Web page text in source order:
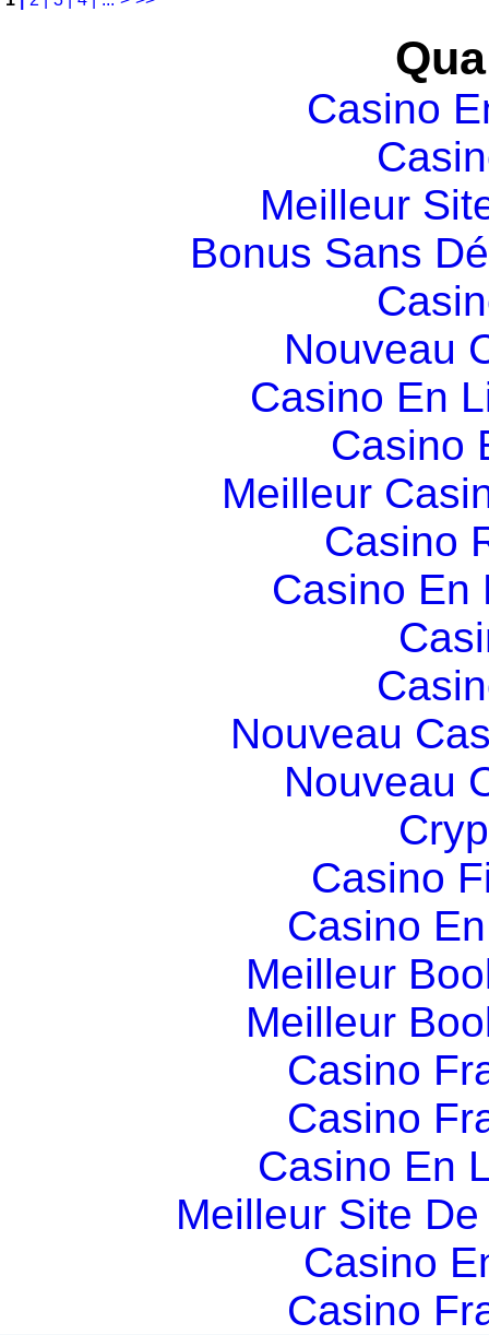
Casino
Meilleur
Bonus Sans
Nouveau
Casino En
Casino
Meilleur
Casino
Casino En
Nouveau
Nouveau
Casino
Casino
Meilleur
Meilleur
Casino
Casino
Casino En
Meilleur Site
Casino
Casino